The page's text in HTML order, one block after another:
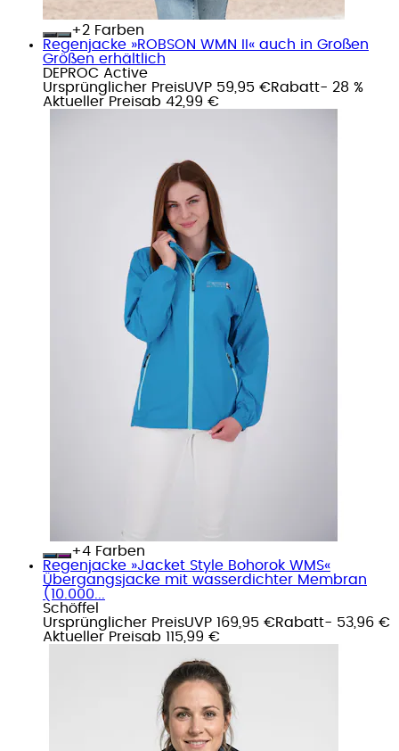
+
Farben
Regenjacke »ROBSON WMN II« auch in Großen
Größen erhältlich
DEPROC Active
Ursprünglicher PreisUVP 59,95 €Rabatt- 28 %
Aktueller Preisab 42,99 €
+
Farben
Regenjacke »Jacket Style Bohorok WMS«
Übergangsjacke mit wasserdichter Membran
(10.000...
Schöffel
Ursprünglicher PreisUVP 169,95 €Rabatt- 53,96 €
Aktueller Preisab 115,99 €